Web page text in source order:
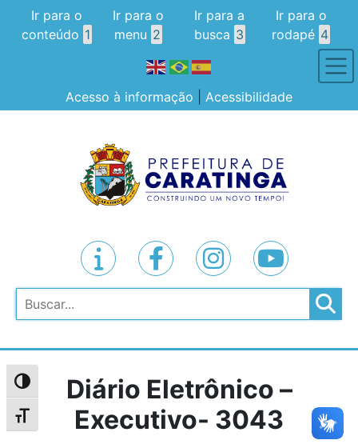
Alternar alto contraste
Alternar tamanho da fonte
Ir para o
conteúdo 1
Ir para o
menu 2
Ir para a
busca 3
Ir para o
rodapé 4
Acesso à informação Acessibilidade
Pesquisar
Diário Eletrônico –
Executivo- 3043